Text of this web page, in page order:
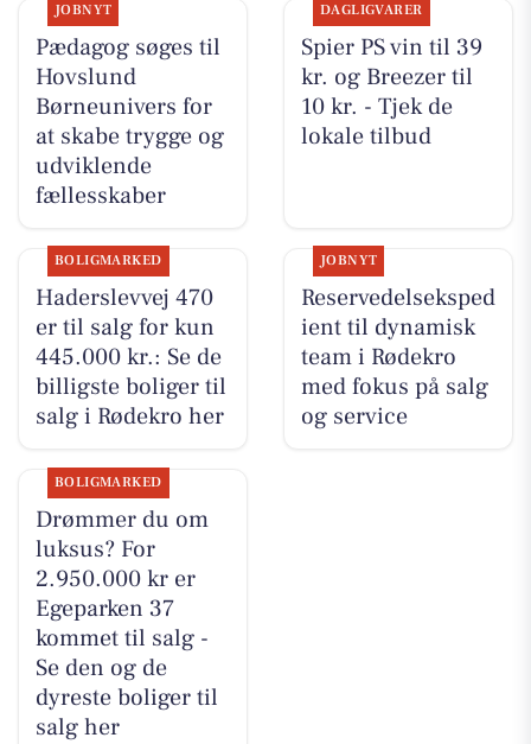
JOBNYT
Pædagog søges til
Hovslund
Børneunivers for
at skabe trygge og
udviklende
fællesskaber
DAGLIGVARER
Spier PS vin til 39
kr. og Breezer til
10 kr. - Tjek de
lokale tilbud
BOLIGMARKED
Haderslevvej 470
er til salg for kun
445.000 kr.: Se de
billigste boliger til
salg i Rødekro her
JOBNYT
Reservedelseksped
ient til dynamisk
team i Rødekro
med fokus på salg
og service
BOLIGMARKED
Drømmer du om
luksus? For
2.950.000 kr er
Egeparken 37
kommet til salg -
Se den og de
dyreste boliger til
salg her